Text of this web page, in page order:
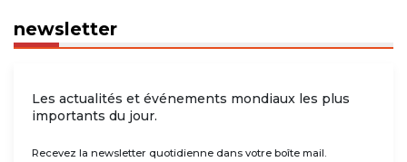
newsletter
Les actualités et événements mondiaux les plus
importants du jour.
Recevez la newsletter quotidienne dans votre boîte mail.